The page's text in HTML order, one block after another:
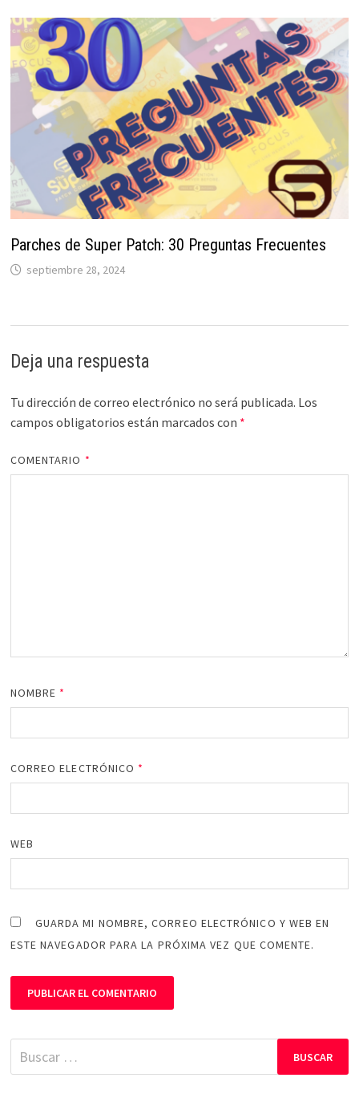
Parches de Super Patch: 30 Preguntas Frecuentes
septiembre 28, 2024
Deja una respuesta
Tu dirección de correo electrónico no será publicada. Los
campos obligatorios están marcados con *
COMENTARIO *
NOMBRE *
CORREO ELECTRÓNICO *
WEB
GUARDA MI NOMBRE, CORREO ELECTRÓNICO Y WEB EN
ESTE NAVEGADOR PARA LA PRÓXIMA VEZ QUE COMENTE.
Buscar: